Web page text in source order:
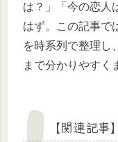
は？」「今の恋人
はず。この記事で
を時系列で整理し
まで分かりやすく
【関連記事】